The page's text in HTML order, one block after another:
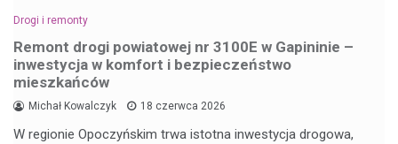
Drogi i remonty
Remont drogi powiatowej nr 3100E w Gapininie –
inwestycja w komfort i bezpieczeństwo
mieszkańców
Michał Kowalczyk 18 czerwca 2026
W regionie Opoczyńskim trwa istotna inwestycja drogowa,